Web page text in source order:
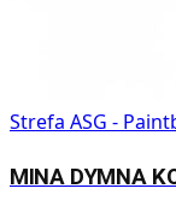
Strefa ASG -
MINA DYMNA